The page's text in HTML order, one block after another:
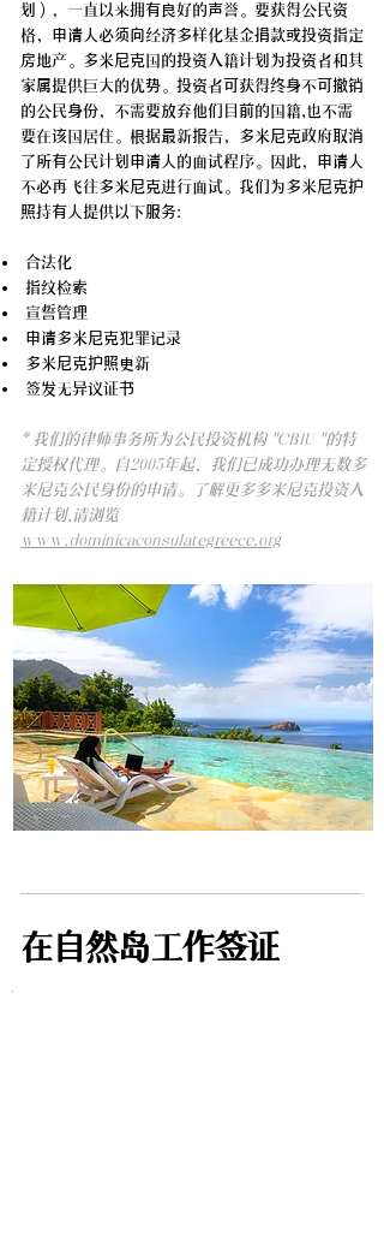
划），一直以来拥有良好的声誉。要获得公民资
格，申请人必须向经济多样化基金捐款或投资指定
房地产。多米尼克国的投资入籍计划为投资者和其
家属提供巨大的优势。投资者可获得终身不可撤销
的公民身份，不需要放弃他们目前的国籍,也不需
要在该国居住。根据最新报告，多米尼克政府取消
了所有公民计划申请人的面试程序。因此，申请人
不必再飞往多米尼克进行面试。我们为多米尼克护
照持有人提供以下服务:
合法化
指纹检索
宣誓管理
申请多米尼克犯罪记录
多米尼克护照更新
签发无异议证书
* 我们的律师事务所为公民投资机构 "CBIU "的特
定授权代理。自2005年起，我们已成功办理无数多
米尼克公民身份的申请。了解更多多米尼克投资入
籍计划,请浏览
www.dominicaconsulategreece.org
在自然岛工作签证